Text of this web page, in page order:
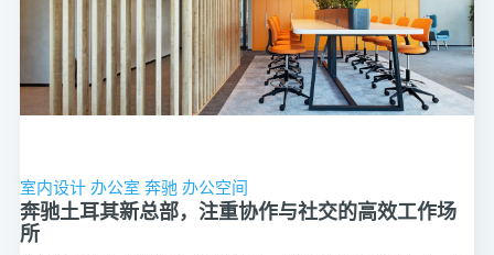
室内设计 办公室 奔驰 办公空间
奔驰土耳其新总部，注重协作与社交的高效工作场
所